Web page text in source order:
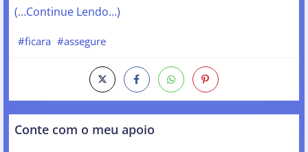
(…Continue Lendo…)
#ficara #assegure
Conte com o meu apoio